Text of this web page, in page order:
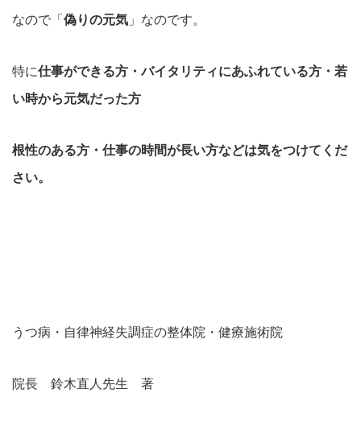
なので「 偽りの元気 」なのです。
特に仕事ができる方・バイタリティにあふれている方・若
い時から元気だった方
根性のある方・仕事の時間が長い方などは気をつけてくだ
さい。
うつ病・自律神経失調症の整体院・健療施術院
院長 鈴木直人先生 著